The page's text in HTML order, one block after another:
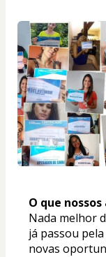
O que
Nada melhor
já passou
novas